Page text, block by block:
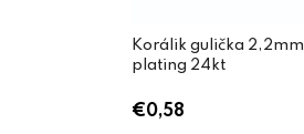
Korálik gulička
plating 24kt
€0,58